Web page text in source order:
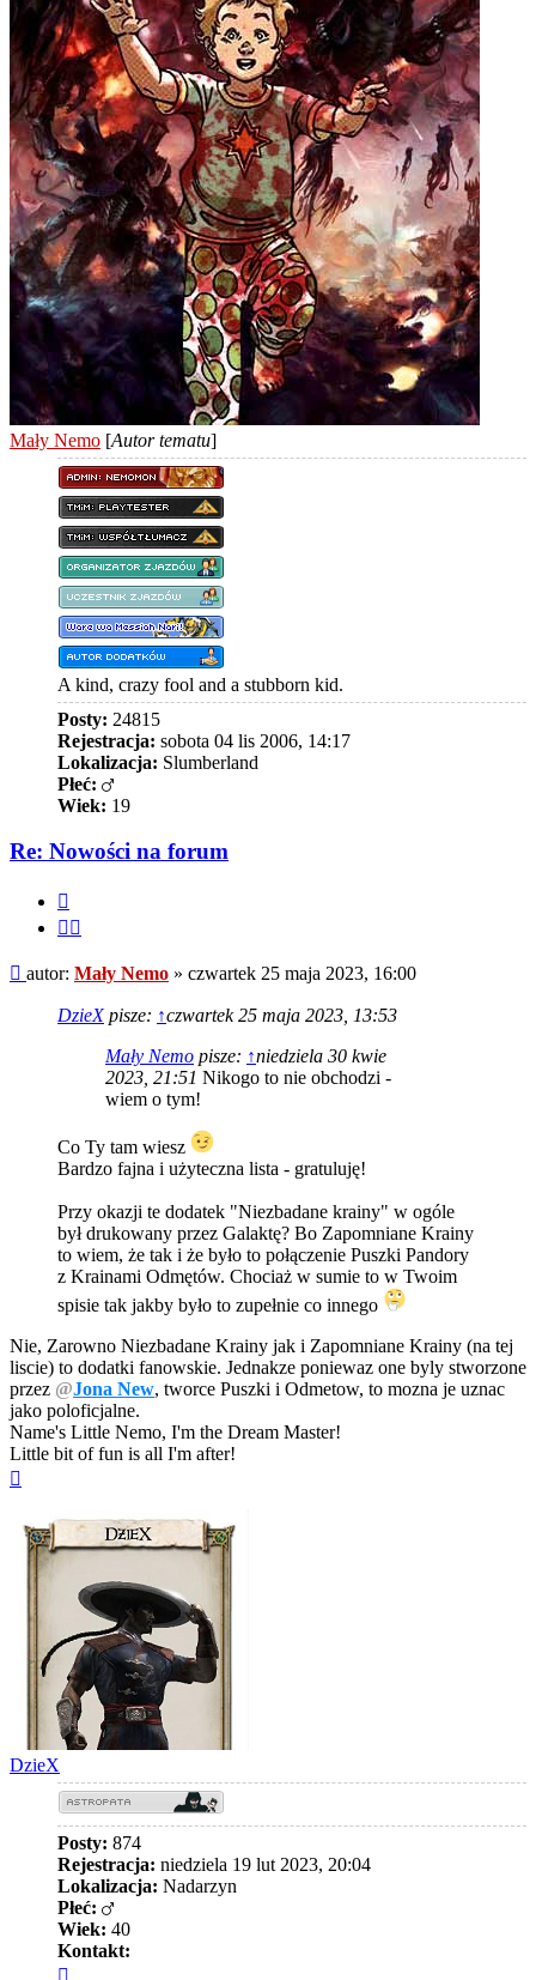
Mały Nemo [Autor tematu]
A kind, crazy fool and a stubborn kid.
Posty: 24815
Rejestracja: sobota 04 lis 2006, 14:17
Lokalizacja: Slumberland
Płeć:
Wiek: 19
Re: Nowości na forum
Post
autor: Mały Nemo » czwartek 25 maja 2023, 16:00
DzieXpisze: ↑czwartek 25 maja 2023, 13:53
Mały Nemo pisze: ↑niedziela 30 kwie
2023, 21:51 Nikogo to nie obchodzi -
wiem o tym!
Co Ty tam wiesz
Bardzo fajna i użyteczna lista - gratuluję!
Przy okazji te dodatek "Niezbadane krainy" w ogóle
był drukowany przez Galaktę? Bo Zapomniane Krainy
to wiem, że tak i że było to połączenie Puszki Pandory
z Krainami Odmętów. Chociaż w sumie to w Twoim
spisie tak jakby było to zupełnie co innego
Nie, Zarowno Niezbadane Krainy jak i Zapomniane Krainy (na tej
liscie) to dodatki fanowskie. Jednakze poniewaz one byly stworzone
przez @Jona New, tworce Puszki i Odmetow, to mozna je uznac
jako poloficjalne.
Name's Little Nemo, I'm the Dream Master!
Little bit of fun is all I'm after!
DzieX
Posty: 874
Rejestracja: niedziela 19 lut 2023, 20:04
Lokalizacja: Nadarzyn
Płeć:
Wiek: 40
Kontakt: